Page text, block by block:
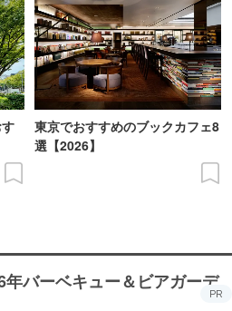
東京でおすすめのブックカフェ8
選【2026】
バーベキュー＆ビアガーデ
PR